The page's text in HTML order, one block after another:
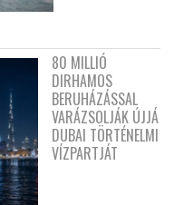
80 MILLIÓ
DIRHAMOS
BERUHÁZÁSSAL
VARÁZSOLJÁK ÚJJÁ
DUBAI TÖRTÉNELMI
VÍZPARTJÁT